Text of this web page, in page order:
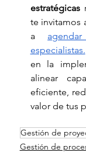
estratégicas
te invitamos
a
especialistas.
en la
alinear
eficiente,
valor de tus
Gestión de
Gestión de